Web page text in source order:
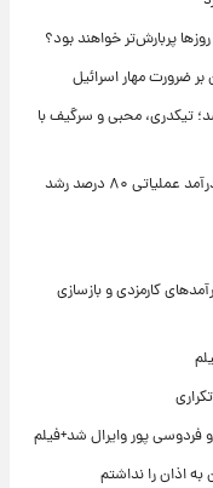
پربارش‌تر خواهند بود؟
بر ضرورت مهار اسرائیل
تیکدری، محبی و سرگیف با
تغییر مثبت در عملکرد مالی بانک صادرات ایران/ درآمد عملیاتی ۸۰ درصد رشد
کارمزدی و بازسازی
فردوسی پور وایرال شد+فیلم
اذان را نداشتم